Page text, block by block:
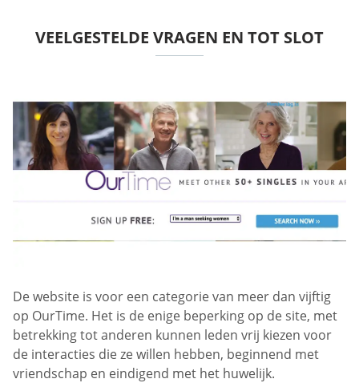
VEELGESTELDE VRAGEN EN TOT SLOT
De website is voor een categorie van meer dan vijftig
op OurTime. Het is de enige beperking op de site, met
betrekking tot anderen kunnen leden vrij kiezen voor
de interacties die ze willen hebben, beginnend met
vriendschap en eindigend met het huwelijk.